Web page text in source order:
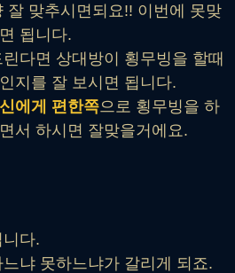
잘 맞추시면되요!! 이번에 못맞
됩니다.
다면 상대방이 횡무빙을 할때
지를 잘 보시면 됩니다.
에게 편한쪽으로 횡무빙을 하
서 하시면 잘맞을거에요.
다.
냐 못하느냐가 갈리게 되죠.